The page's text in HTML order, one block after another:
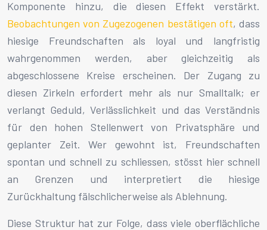
Komponente hinzu, die diesen Effekt verstärkt.
Beobachtungen von Zugezogenen bestätigen oft, dass
hiesige Freundschaften als loyal und langfristig
wahrgenommen werden, aber gleichzeitig als
abgeschlossene Kreise erscheinen. Der Zugang zu
diesen Zirkeln erfordert mehr als nur Smalltalk; er
verlangt Geduld, Verlässlichkeit und das Verständnis
für den hohen Stellenwert von Privatsphäre und
geplanter Zeit. Wer gewohnt ist, Freundschaften
spontan und schnell zu schliessen, stösst hier schnell
an Grenzen und interpretiert die hiesige
Zurückhaltung fälschlicherweise als Ablehnung.
Diese Struktur hat zur Folge, dass viele oberflächliche